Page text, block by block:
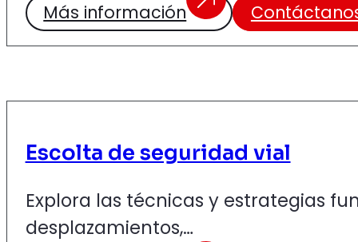
Más información
Escolta de seguridad vial
Explora las técnicas y estrategias
desplazamientos,…